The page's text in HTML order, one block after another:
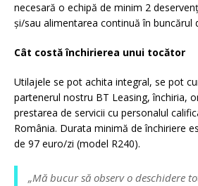
necesară o echipă de minim 2
și/sau alimentarea continuă în buncărul
Cât costă închirierea unui tocător
Utilajele se pot achita integral, se pot
partenerul nostru BT Leasing, închiria,
prestarea de servicii cu personalul
România. Durata minimă de închiriere
de 97 euro/zi (model R240).
„Mă bucur să observ o deschidere